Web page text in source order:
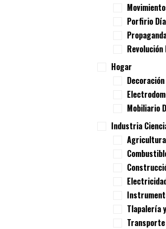
Porfirio
Revolución
Hogar
Decoración
Mobiliario
Industria
Agricultura
Tlapalería
Transporte